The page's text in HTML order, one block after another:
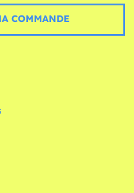
COMMANDE